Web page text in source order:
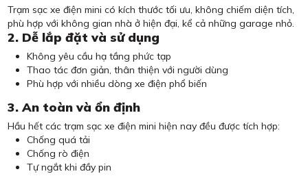
Trạm sạc xe điện mini có kích thước tối ưu, không chiếm diện tích,
phù hợp với không gian nhà ở hiện đại, kể cả những garage nhỏ.
2. Dễ lắp đặt và sử dụng
Không yêu cầu hạ tầng phức tạp
Thao tác đơn giản, thân thiện với người dùng
Phù hợp với nhiều dòng xe điện phổ biến
3. An toàn và ổn định
Hầu hết các trạm sạc xe điện mini hiện nay đều được tích hợp:
Chống quá tải
Chống rò điện
Tự ngắt khi đầy pin